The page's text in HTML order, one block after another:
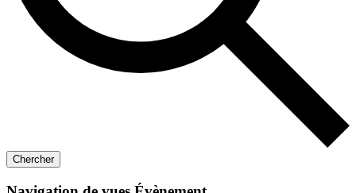
Chercher